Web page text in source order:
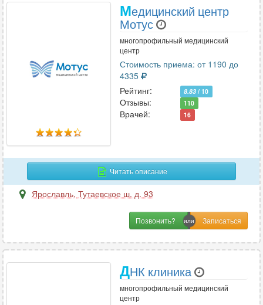
Медицинский центр
Мотус
многопрофильный медицинский
центр
Стоимость приема: от 1190 до
4335
Рейтинг:
8.83 / 10
Отзывы: 110
Врачей: 16
Читать описание
Ярославль, Тутаевское ш. д. 93
Позвонить?
ДНК клиника
многопрофильный медицинский
центр